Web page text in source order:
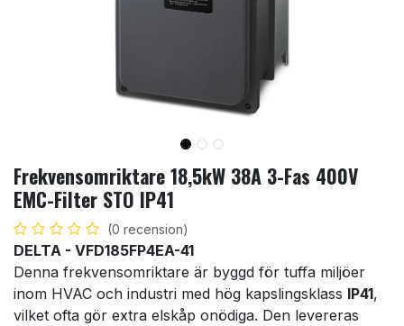
Frekvensomriktare 18,5kW 38A 3-Fas 400V
EMC-Filter STO IP41
(0 recension)
DELTA - VFD185FP4EA-41
Denna frekvensomriktare är byggd för tuffa miljöer
inom HVAC och industri med hög kapslingsklass IP41,
vilket ofta gör extra elskåp onödiga. Den levereras